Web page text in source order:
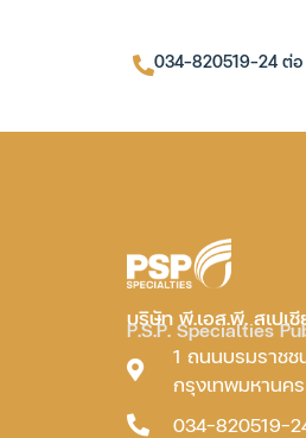
034-820519-24 ต่อ
บริษัท พี.เอส.พี. สเปเ
P.S.P. Specialties
1 ถนนบรมราช
กรุงเทพมหานค
034-820519-